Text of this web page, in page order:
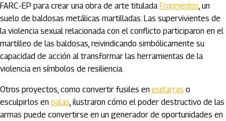
FARC-EP para crear una obra de arte tituladaFragmentos, un
suelo de baldosas metálicas martilladas. Las supervivientes de
la violencia sexual relacionada con el conflicto participaron en el
martilleo de las baldosas, reivindicando simbólicamente su
capacidad de acción al transformar las herramientas de la
violencia en símbolos de resiliencia.
Otros proyectos, como convertir fusiles en guitarras o
esculpirlos en palas, ilustraron cómo el poder destructivo de las
armas puede convertirse en un generador de oportunidades en